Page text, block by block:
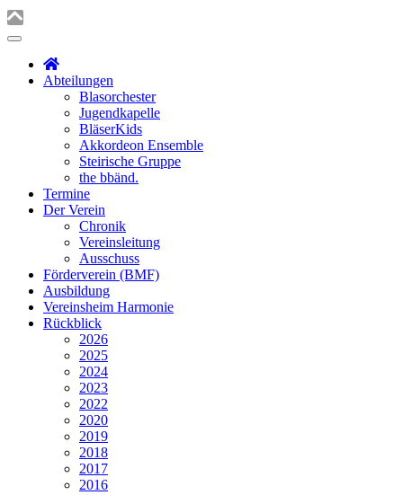
Abteilungen
Blasorchester
Jugendkapelle
BläserKids
Akkordeon Ensemble
Steirische Gruppe
the bbänd.
Termine
Der Verein
Chronik
Vereinsleitung
Ausschuss
Förderverein (BMF)
Ausbildung
Vereinsheim Harmonie
Rückblick
2026
2025
2024
2023
2022
2020
2019
2018
2017
2016